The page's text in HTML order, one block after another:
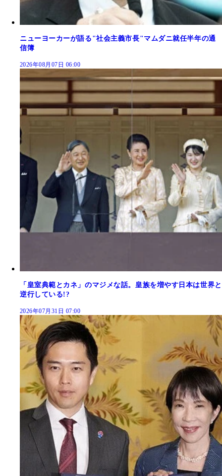
ニューヨーカーが語る"社会主義市長"マムダニ就任半年の通
信簿
2026年08月07日 06:00
「皇室典範とカネ」のマジメな話。皇族を増やす日本は世界と
逆行している!?
2026年07月31日 07:00